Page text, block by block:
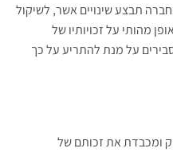
תבצע שינויים אשר, לשיקול
מהותי על זכויותיו של
על מנת להתריע על כך
ומכבדת את זכותם של